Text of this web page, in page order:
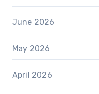
June 2026
May 2026
April 2026